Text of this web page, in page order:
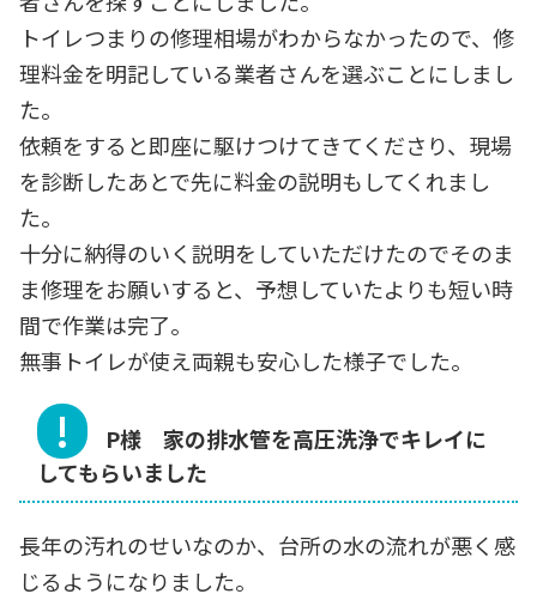
トイレつまりの修理相場がわからなかったので、修
理料金を明記している業者さんを選ぶことにしまし
た。
依頼をすると即座に駆けつけてきてくださり、現場
を診断したあとで先に料金の説明もしてくれまし
た。
十分に納得のいく説明をしていただけたのでそのま
ま修理をお願いすると、予想していたよりも短い時
間で作業は完了。
無事トイレが使え両親も安心した様子でした。
P様 家の排水管を高圧洗浄でキレイに
してもらいました
長年の汚れのせいなのか、台所の水の流れが悪く感
じるようになりました。